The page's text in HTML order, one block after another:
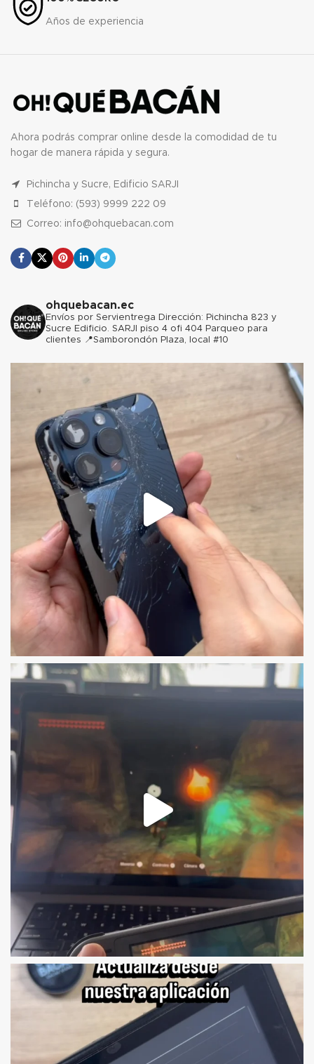
Años de experiencia
Ahora podrás comprar online desde la comodidad de tu
hogar de manera rápida y segura.
Pichincha y Sucre, Edificio SARJI
Teléfono: (593) 9999 222 09
Correo: info@ohquebacan.com
ohquebacan.ec
Envíos por Servientrega Dirección: Pichincha 823 y
Sucre Edificio. SARJI piso 4 ofi 404 Parqueo para
clientes 📍Samborondón Plaza, local #10